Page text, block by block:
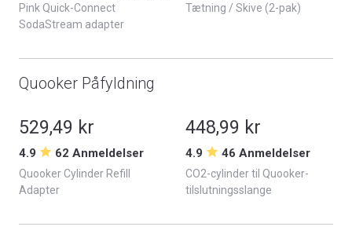
Pink Quick-Connect
SodaStream adapter
Tætning / Skive (2-pak)
Quooker Påfyldning
529,49 kr
4.9 62 Anmeldelser
Quooker Cylinder Refill
Adapter
448,99 kr
4.9 46 Anmeldelser
CO2-cylinder til Quooker-
tilslutningsslange